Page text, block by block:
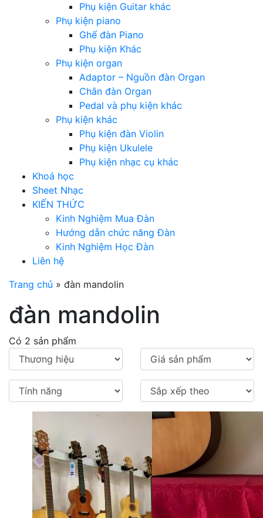
Phụ kiện Guitar khác
Phụ kiện piano
Ghế đàn Piano
Phụ kiện Khác
Phụ kiện organ
Adaptor – Nguồn đàn Organ
Chân đàn Organ
Pedal và phụ kiện khác
Phụ kiện khác
Phụ kiện đàn Violin
Phụ kiện Ukulele
Phụ kiện nhạc cụ khác
Khoá học
Sheet Nhạc
KIẾN THỨC
Kinh Nghiệm Mua Đàn
Hướng dẫn chức năng Đàn
Kinh Nghiệm Học Đàn
Liên hệ
Trang chủ » đàn mandolin
đàn mandolin
Có 2 sản phẩm